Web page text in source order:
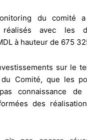
du comité
réalisés avec les
à hauteur de 675
sur le
Comité, que les
connaissance de
des